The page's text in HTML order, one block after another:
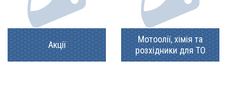
Акції
Мотоолії, хімія та
розхідники для ТО